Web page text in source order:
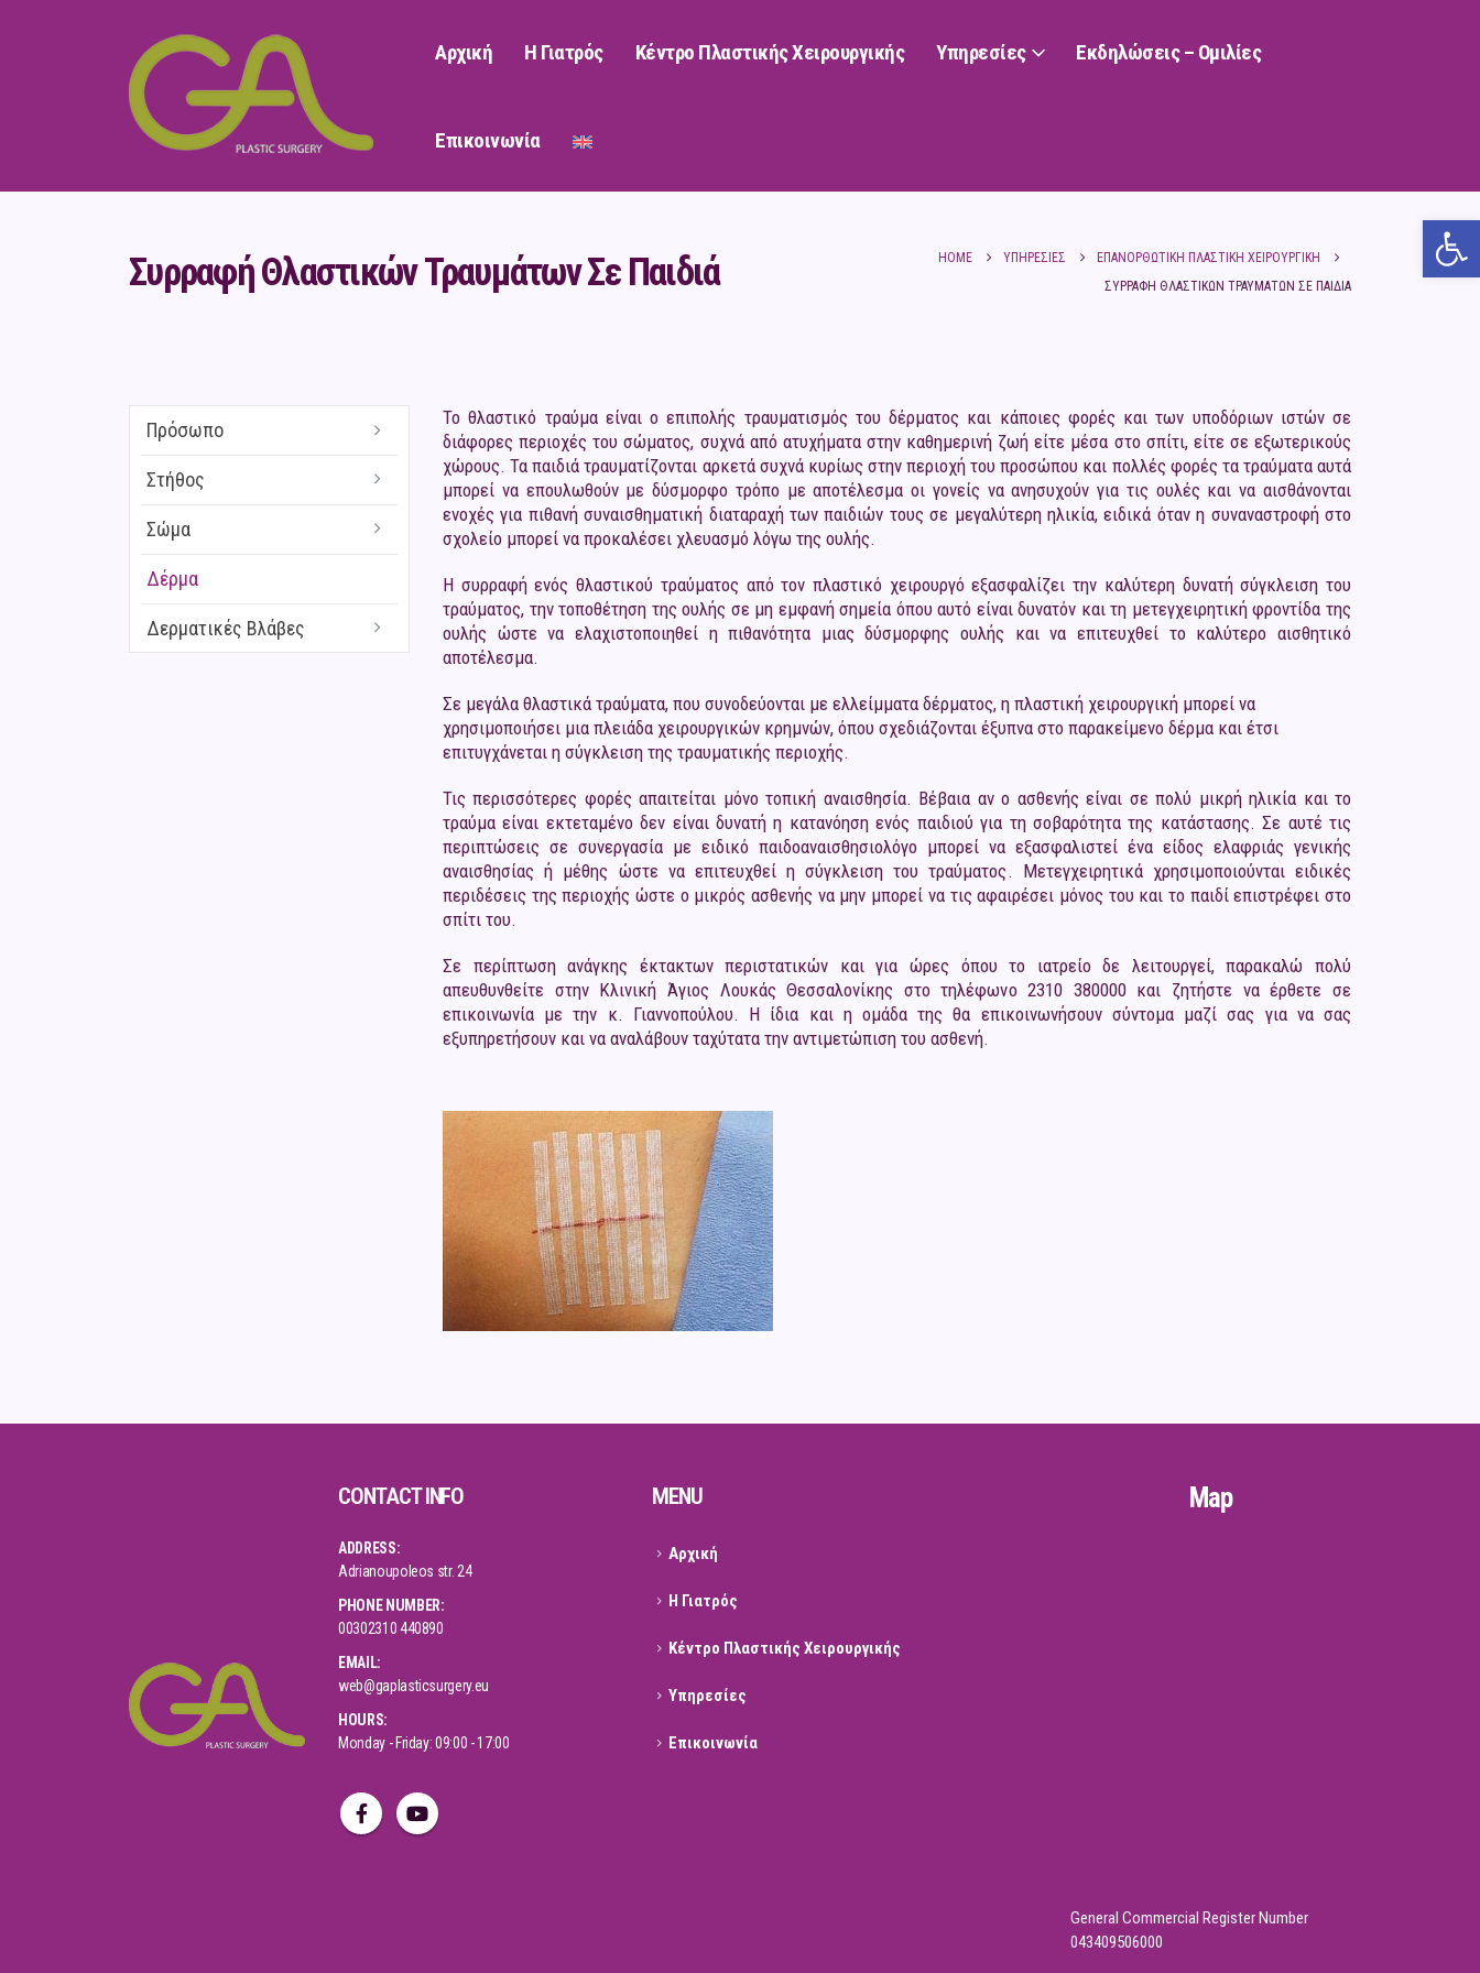
Αρχική Η Γιατρός Κέντρο Πλαστικής Χειρουργικής Υπηρεσίες Εκδηλώσεις – Ομιλίες
Επικοινωνία
Συρραφή Θλαστικών Τραυμάτων Σε Παιδιά HOME ΥΠΗΡΕΣΊΕΣ
ΕΠΑΝΟΡΘΩΤΙΚΉ ΠΛΑΣΤΙΚΉ ΧΕΙΡΟΥΡΓΙΚΉ
ΣΥΡΡΑΦΉ ΘΛΑΣΤΙΚΏΝ ΤΡΑΥΜΆΤΩΝ ΣΕ ΠΑΙΔΙΆ
Το θλαστικό τραύμα είναι ο επιπολής τραυματισμός του δέρματος και κάποιες φορές και των υποδόριων ιστών σε
διάφορες περιοχές του σώματος, συχνά από ατυχήματα στην καθημερινή ζωή είτε μέσα στο σπίτι, είτε σε εξωτερικούς
χώρους. Τα παιδιά τραυματίζονται αρκετά συχνά κυρίως στην περιοχή του προσώπου και πολλές φορές τα τραύματα αυτά
μπορεί να επουλωθούν με δύσμορφο τρόπο με αποτέλεσμα οι γονείς να ανησυχούν για τις ουλές και να αισθάνονται
ενοχές για πιθανή συναισθηματική διαταραχή των παιδιών τους σε μεγαλύτερη ηλικία, ειδικά όταν η συναναστροφή στο
σχολείο μπορεί να προκαλέσει χλευασμό λόγω της ουλής.
Η συρραφή ενός θλαστικού τραύματος από τον πλαστικό χειρουργό εξασφαλίζει την καλύτερη δυνατή σύγκλειση του
τραύματος, την τοποθέτηση της ουλής σε μη εμφανή σημεία όπου αυτό είναι δυνατόν και τη μετεγχειρητική φροντίδα της
ουλής ώστε να ελαχιστοποιηθεί η πιθανότητα μιας δύσμορφης ουλής και να επιτευχθεί το καλύτερο αισθητικό
αποτέλεσμα.
Σε μεγάλα θλαστικά τραύματα, που συνοδεύονται με ελλείμματα δέρματος, η πλαστική χειρουργική μπορεί να
χρησιμοποιήσει μια πλειάδα χειρουργικών κρημνών, όπου σχεδιάζονται έξυπνα στο παρακείμενο δέρμα και έτσι
επιτυγχάνεται η σύγκλειση της τραυματικής περιοχής.
Τις περισσότερες φορές απαιτείται μόνο τοπική αναισθησία. Βέβαια αν ο ασθενής είναι σε πολύ μικρή ηλικία και το
τραύμα είναι εκτεταμένο δεν είναι δυνατή η κατανόηση ενός παιδιού για τη σοβαρότητα της κατάστασης. Σε αυτέ τις
περιπτώσεις σε συνεργασία με ειδικό παιδοαναισθησιολόγο μπορεί να εξασφαλιστεί ένα είδος ελαφριάς γενικής
αναισθησίας ή μέθης ώστε να επιτευχθεί η σύγκλειση του τραύματος. Μετεγχειρητικά χρησιμοποιούνται ειδικές
περιδέσεις της περιοχής ώστε ο μικρός ασθενής να μην μπορεί να τις αφαιρέσει μόνος του και το παιδί επιστρέφει στο
σπίτι του.
Σε περίπτωση ανάγκης έκτακτων περιστατικών και για ώρες όπου το ιατρείο δε λειτουργεί, παρακαλώ πολύ
απευθυνθείτε στην Κλινική Άγιος Λουκάς Θεσσαλονίκης στο τηλέφωνο 2310 380000 και ζητήστε να έρθετε σε
επικοινωνία με την κ. Γιαννοπούλου. Η ίδια και η ομάδα της θα επικοινωνήσουν σύντομα μαζί σας για να σας
εξυπηρετήσουν και να αναλάβουν ταχύτατα την αντιμετώπιση του ασθενή.
Πρόσωπο
Στήθος
Σώμα
Δέρμα
Δερματικές Βλάβες
CONTACT INFO
ADDRESS:
Adrianoupoleos str. 24
PHONE NUMBER:
00302310 440890
EMAIL:
web@gaplasticsurgery.eu
HOURS:
Monday - Friday: 09:00 - 17:00
MENU
Αρχική
Η Γιατρός
Κέντρο Πλαστικής Χειρουργικής
Υπηρεσίες
Επικοινωνία
Map
General Commercial Register Number
043409506000